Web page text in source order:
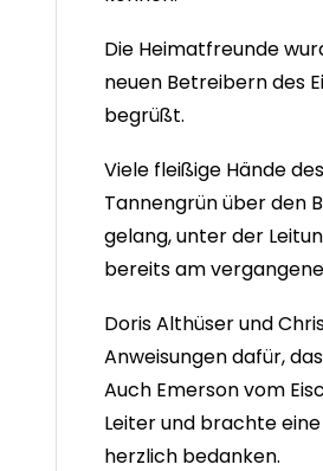
Die Heimatfreunde
neuen Betreibern des
begrüßt.
Viele fleißige Hände
Tannengrün über den
gelang, unter der
bereits am
Doris Althüser und
Anweisungen dafür,
Auch Emerson vom
Leiter und brachte
herzlich bedanken.